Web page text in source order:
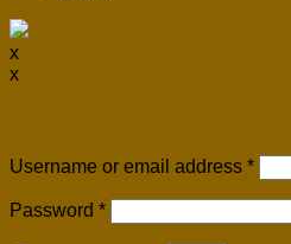
x
x
Username or email address *
Password *